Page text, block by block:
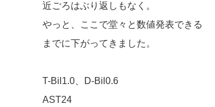
近ごろはぶり返しもなく。
やっと、ここで堂々と数値発表できる
までに下がってきました。
T-Bil1.0、D-Bil0.6
AST24